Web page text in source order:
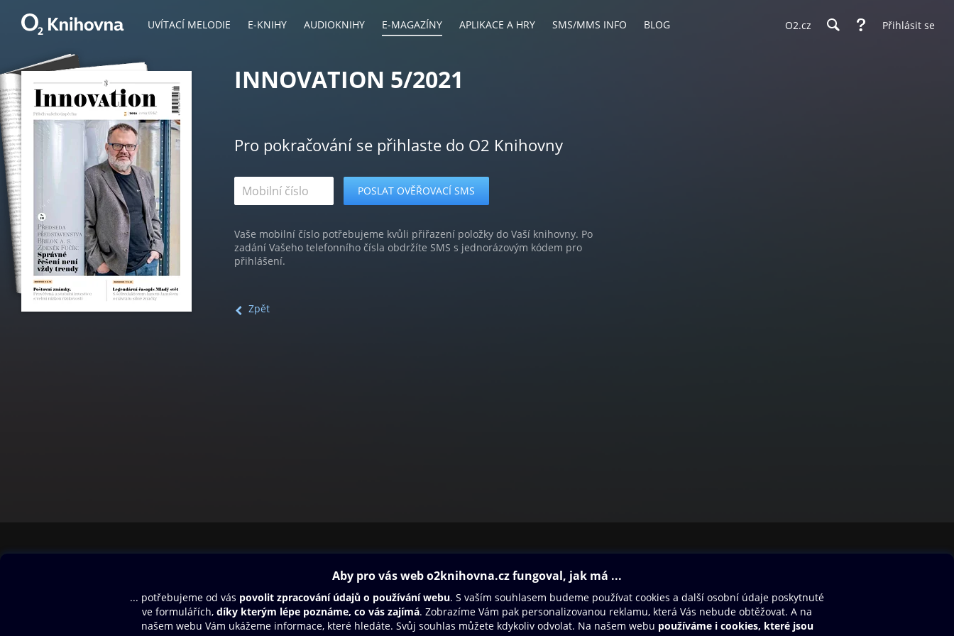
UVÍTACÍ MELODIE E-KNIHY AUDIOKNIHY E-MAGAZÍNY APLIKACE A HRY SMS/MMS INFO BLOG O2.cz Přihlásit se
INNOVATION 5/2021
Pro pokračování se přihlaste do O2 Knihovny
Vaše mobilní číslo potřebujeme kvůli přiřazení položky do Vaší knihovny. Po
zadání Vašeho telefonního čísla obdržíte SMS s jednorázovým kódem pro
přihlášení.
Zpět
Aplikace a hry
SMS/MMS Info
Blog
Dárkový poukaz
Nápověda
Oneplay Originály
Sport